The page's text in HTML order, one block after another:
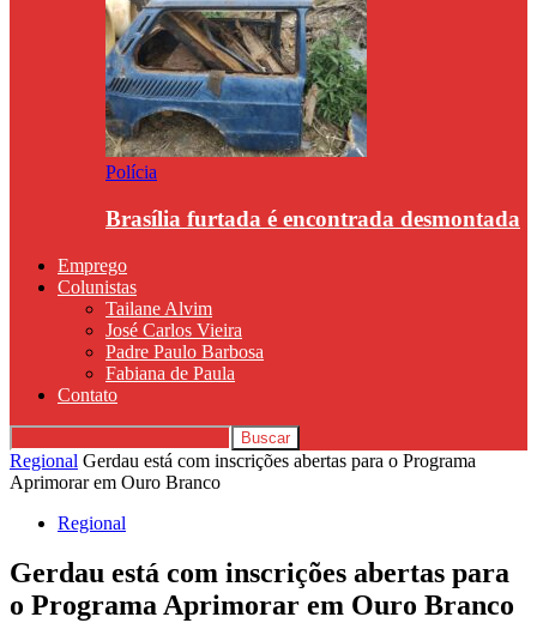
Polícia
Brasília furtada é encontrada desmontada
Emprego
Colunistas
Tailane Alvim
José Carlos Vieira
Padre Paulo Barbosa
Fabiana de Paula
Contato
Regional Gerdau está com inscrições abertas para o Programa
Aprimorar em Ouro Branco
Regional
Gerdau está com inscrições abertas para
o Programa Aprimorar em Ouro Branco